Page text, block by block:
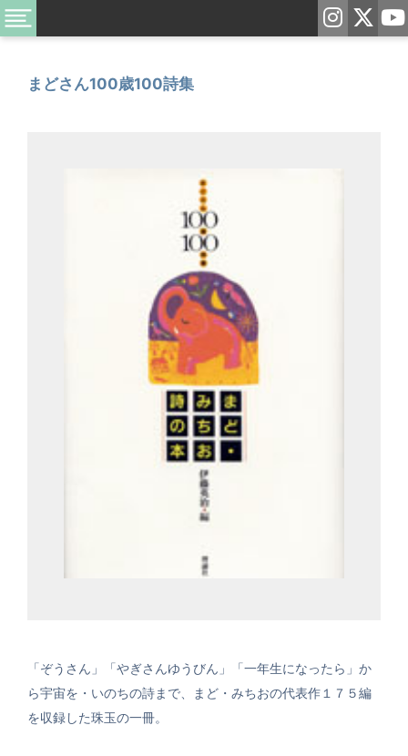
まどさん100歳100詩集
「ぞうさん」「やぎさんゆうびん」「一年生になったら」か
ら宇宙を・いのちの詩まで、まど・みちおの代表作１７５編
を収録した珠玉の一冊。